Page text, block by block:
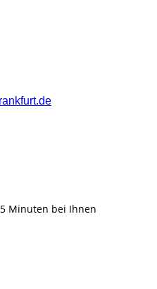
Minuten bei Ihnen